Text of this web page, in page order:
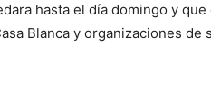
hasta el día domingo y
Blanca y organizaciones